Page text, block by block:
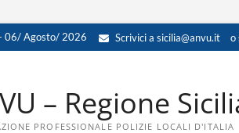
06/ Agosto/ 2026 Scrivici a sicilia@anvu.it o
– Regione
PROFESSIONALE POLIZIE LOCALI D'ITALIA